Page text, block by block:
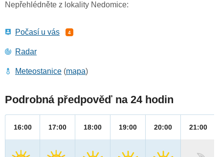
Nepřehlédněte z lokality Nedomice:
Počasí u vás 4
Radar
Meteostanice (mapa)
Podrobná předpověď na 24 hodin
16:00 17:00 18:00 19:00 20:00 21:00